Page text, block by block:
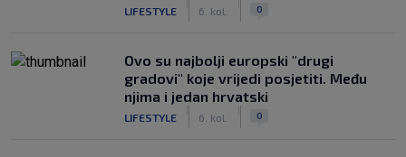
LIFESTYLE 6. kol. 0
Ovo su najbolji europski "drugi
gradovi" koje vrijedi posjetiti. Među
njima i jedan hrvatski
LIFESTYLE 6. kol. 0